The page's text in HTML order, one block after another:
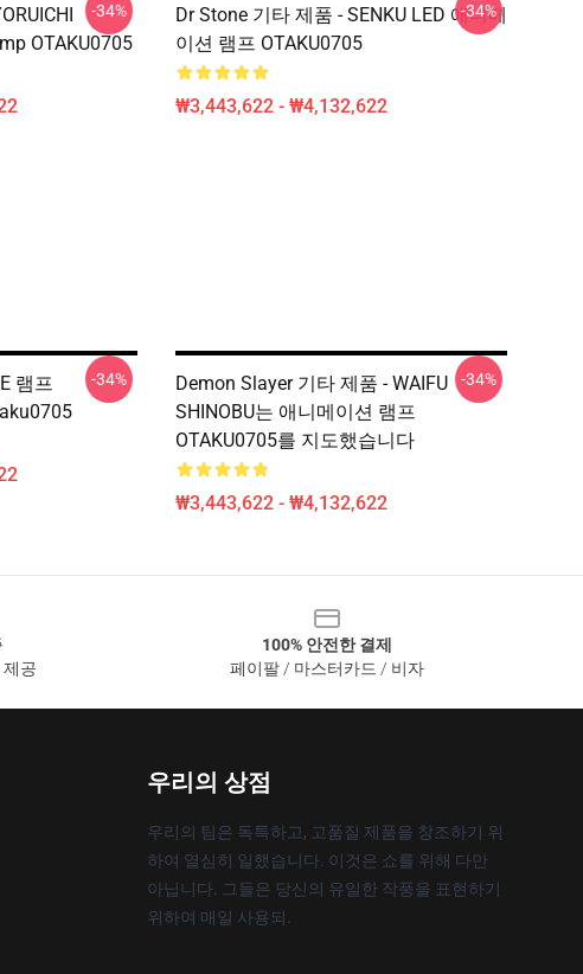
OTAKU0705
-34%
Dr Stone 기타 제품 - SENKU LED 애니메
이션 램프 OTAKU0705
₩3,443,622 - ₩4,132,622
-34%
램프
-34%
Demon Slayer 기타 제품 - WAIFU
SHINOBU는 애니메이션 램프
OTAKU0705를 지도했습니다
₩3,443,622 - ₩4,132,622
-34%
공
100% 안전한 결제
페이팔 / 마스터카드 / 비자
우리의 상점
우리의 팀은 독특하고, 고품질 제품을 창조하기 위
하여 열심히 일했습니다. 이것은 쇼를 위해 다만
아닙니다. 그들은 당신의 유일한 작풍을 표현하기
위하여 매일 사용되.